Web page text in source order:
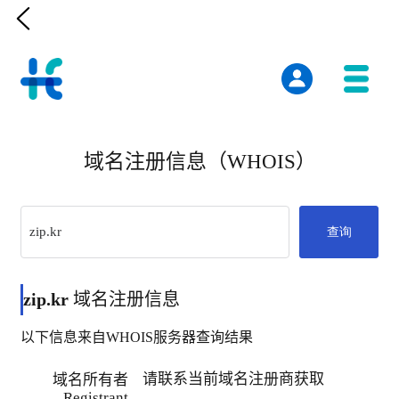

域名注册信息（WHOIS）
查询
zip.kr 域名注册信息
以下信息来自WHOIS服务器查询结果
域名所有者
请联系当前域名注册商获取